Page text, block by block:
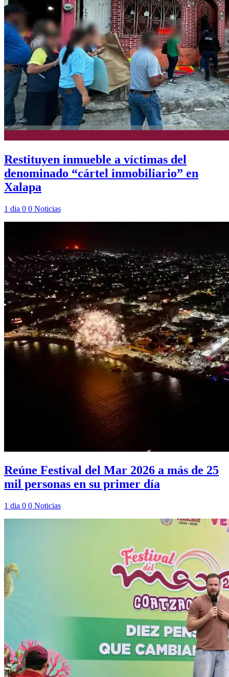
Restituyen inmueble a víctimas del
denominado “cártel inmobiliario” en
Xalapa
1 dia 0 0 Noticias
Reúne Festival del Mar 2026 a más de 25
mil personas en su primer día
1 dia 0 0 Noticias